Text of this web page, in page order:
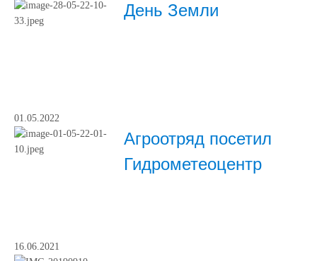
День Земли
01.05.2022
Агроотряд посетил
Гидрометеоцентр
16.06.2021